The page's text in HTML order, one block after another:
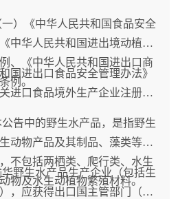
）《中华人民共和国食品安全
中华人民共和国进出境动植物
、《中华人民共和国进出口商
例。
国进出口食品安全管理办法》
进口食品境外生产企业注册管
告中的野生水产品，是指野生
动物产品及其制品、藻类等海
不包括两栖类、爬行类、水生
物及水生动植物繁殖材料。
野生水产品生产企业（包括生
，应获得出口国主管部门（以